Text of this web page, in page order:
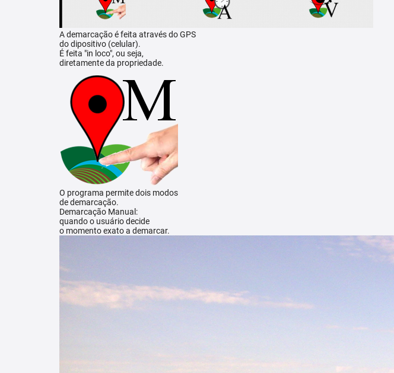
A demarcação é feita através do GPS
do dipositivo (celular).
É feita "in loco", ou seja,
diretamente da propriedade.
O programa permite dois modos
de demarcação.
Demarcação Manual:
quando o usuário decide
o momento exato a demarcar.